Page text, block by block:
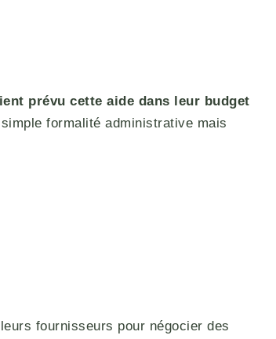
prévu cette aide dans leur budget
formalité administrative mais
fournisseurs pour négocier des